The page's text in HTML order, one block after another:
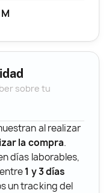
sobre tu
al realizar
la compra.
días laborables,
1 y 3 días
un tracking del